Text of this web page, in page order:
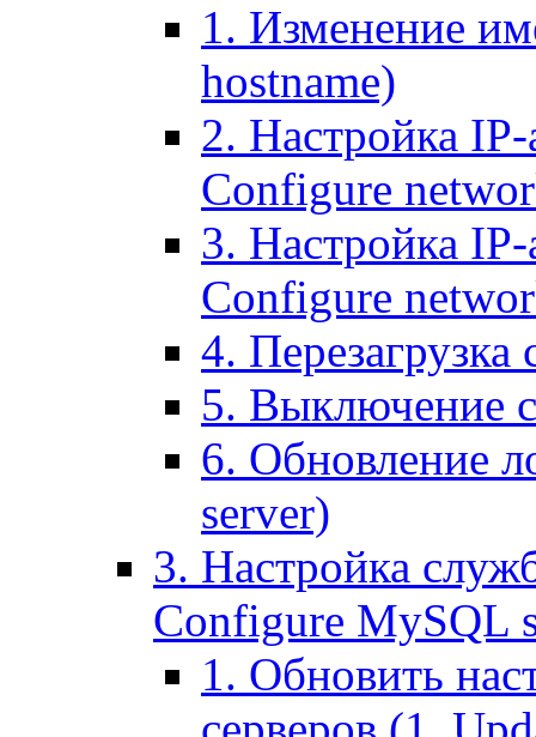
1. Изменение
hostname)
2. Настройка IP-
Configure
3. Настройка
Configure
4. Перезагрузка
5. Выключение
6. Обновление
server)
3. Настройка
Configure MySQL
1. Обновить